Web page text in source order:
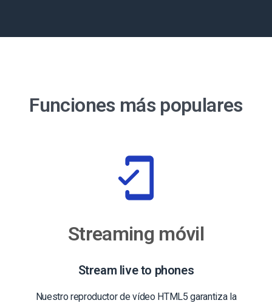
Funciones más populares
Streaming móvil
Stream live to phones
Nuestro reproductor de vídeo HTML5 garantiza la